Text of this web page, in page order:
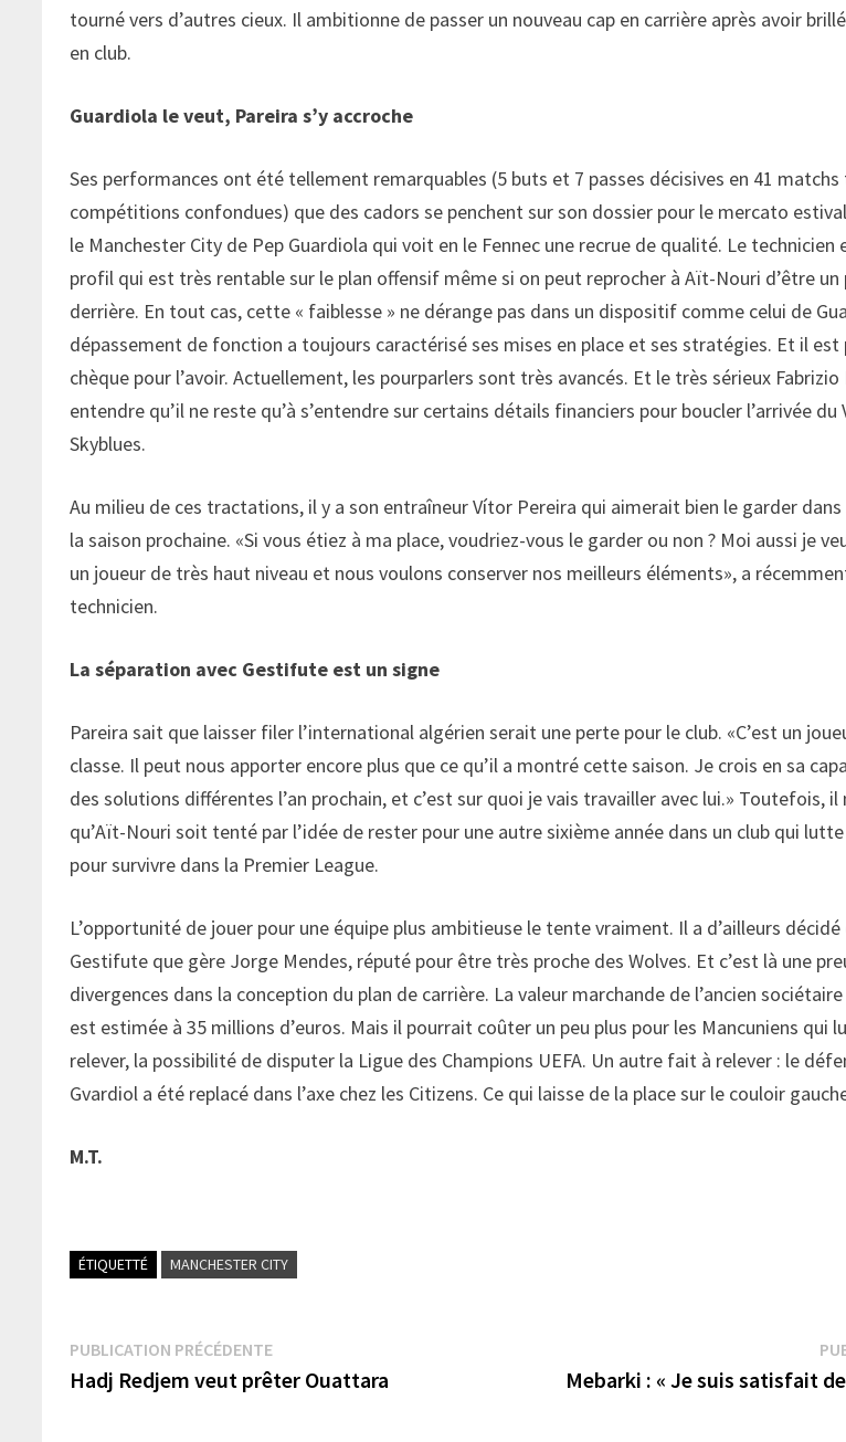
tourné vers d’autres cieux. Il ambitionne de passer un nouveau cap en carrière après avoir
en club.
Guardiola le veut, Pareira s’y accroche
Ses performances ont été tellement remarquables (5 buts et 7 passes décisives en 41
compétitions confondues) que des cadors se penchent sur son dossier pour le mercato
le Manchester City de Pep Guardiola qui voit en le Fennec une recrue de qualité. Le technicien
profil qui est très rentable sur le plan offensif même si on peut reprocher à Aït-Nouri d’être un
derrière. En tout cas, cette « faiblesse » ne dérange pas dans un dispositif comme celui de
dépassement de fonction a toujours caractérisé ses mises en place et ses stratégies. Et il
chèque pour l’avoir. Actuellement, les pourparlers sont très avancés. Et le très sérieux
entendre qu’il ne reste qu’à s’entendre sur certains détails financiers pour boucler l’arrivée du
Skyblues.
Au milieu de ces tractations, il y a son entraîneur Vítor Pereira qui aimerait bien le garder
la saison prochaine. «Si vous étiez à ma place, voudriez-vous le garder ou non ? Moi aussi je
un joueur de très haut niveau et nous voulons conserver nos meilleurs éléments», a
technicien.
La séparation avec Gestifute est un signe
Pareira sait que laisser filer l’international algérien serait une perte pour le club. «C’est un
classe. Il peut nous apporter encore plus que ce qu’il a montré cette saison. Je crois en sa
des solutions différentes l’an prochain, et c’est sur quoi je vais travailler avec lui.» Toutefois, il
qu’Aït-Nouri soit tenté par l’idée de rester pour une autre sixième année dans un club qui
pour survivre dans la Premier League.
L’opportunité de jouer pour une équipe plus ambitieuse le tente vraiment. Il a d’ailleurs
Gestifute que gère Jorge Mendes, réputé pour être très proche des Wolves. Et c’est là une
divergences dans la conception du plan de carrière. La valeur marchande de l’ancien sociétaire
est estimée à 35 millions d’euros. Mais il pourrait coûter un peu plus pour les Mancuniens qui
relever, la possibilité de disputer la Ligue des Champions UEFA. Un autre fait à relever : le
Gvardiol a été replacé dans l’axe chez les Citizens. Ce qui laisse de la place sur le couloir
M.T.
ÉTIQUETTÉ MANCHESTER CITY
Navigation
de
PUBLICATION PRÉCÉDENTEPublication
précédente :
Hadj Redjem veut prêter Ouattara
Mebarki : « Je suis satisfait